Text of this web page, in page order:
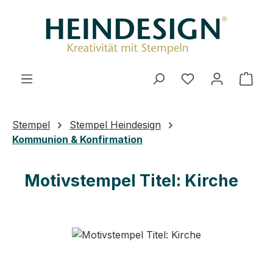
Du hast 0
Stempel
Stempel Heindesign
Kommunion & Konfirmation
Motivstempel Titel: Kirche